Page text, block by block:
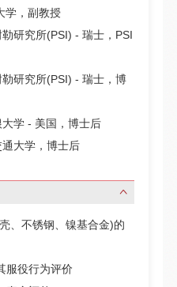
学，副教授
研究所(PSI) - 瑞士，PSI
研究所(PSI) - 瑞士，博
学 - 美国，博士后
大学，博士后
、不锈钢、镍基合金)的
服役行为评价